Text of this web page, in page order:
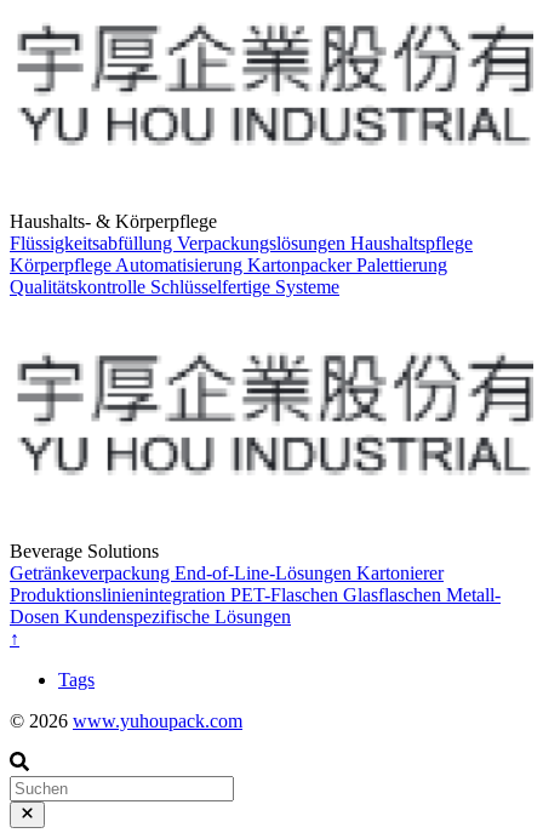
Haushalts- & Körperpflege
Flüssigkeitsabfüllung Verpackungslösungen Haushaltspflege
Körperpflege Automatisierung KartonpackerPalettierung
Qualitätskontrolle Schlüsselfertige Systeme
Beverage Solutions
Getränkeverpackung End-of-Line-Lösungen Kartonierer
Produktionslinienintegration PET-Flaschen Glasflaschen Metall-
Dosen Kundenspezifische Lösungen
↑
Tags
© 2026 www.yuhoupack.com